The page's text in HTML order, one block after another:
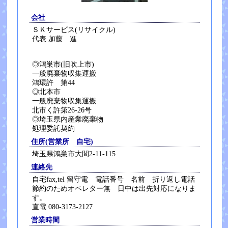
会社
ＳＫサービス(リサイクル)
代表 加藤 進
◎鴻巣市(旧吹上市)
一般廃棄物収集運搬
鴻環許 第44
◎北本市
一般廃棄物収集運搬
北市く許第26-26号
◎埼玉県内産業廃棄物
処理委託契約
住所(営業所 自宅)
埼玉県鴻巣市大間2-11-115
連絡先
自宅fax,tel 留守電 電話番号 名前 折り返し電話
節約のためオペレター無 日中は出先対応になりま
す。
直電 080-3173-2127
営業時間